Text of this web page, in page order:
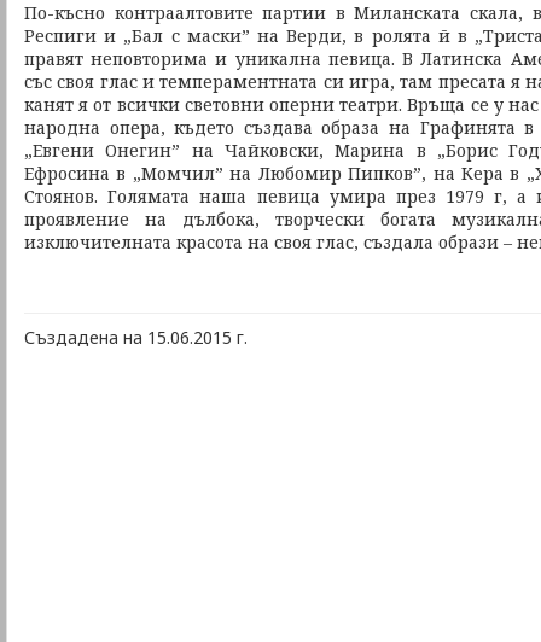
По-късно контраалтовите партии в Миланската скала,
Респиги и „Бал с маски” на Верди, в ролята й в
правят неповторима и уникална певица. В Латинска
със своя глас и темпераментната си игра, там пресата я
канят я от всички световни оперни театри. Връща се у
народна опера, където създава образа на Графинята
„Евгени Онегин” на Чайковски, Марина в „Борис
Ефросина в „Момчил” на Любомир Пипков”, на Кера в
Стоянов. Голямата наша певица умира през 1979 г, а
проявление на дълбока, творчески богата
изключителната красота на своя глас, създала образи –
Създадена на 15.06.2015 г.